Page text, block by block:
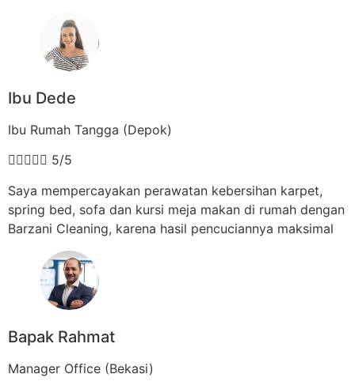
Ibu Dede
Ibu Rumah Tangga (Depok)
 5/5
Saya mempercayakan perawatan kebersihan karpet,
spring bed, sofa dan kursi meja makan di rumah dengan
Barzani Cleaning, karena hasil pencuciannya maksimal
Bapak Rahmat
Manager Office (Bekasi)